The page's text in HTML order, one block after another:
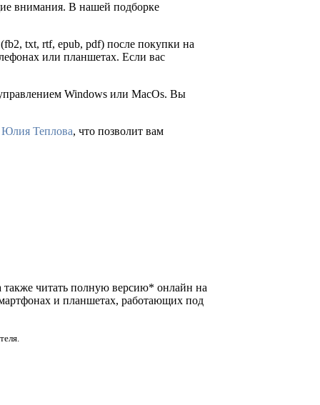
внимания. В нашей подборке
txt, rtf, epub, pdf) после покупки на
или планшетах. Если вас
Windows или MacOs. Вы
Юлия Теплова, что позволит вам
также читать полную версию* онлайн на
и планшетах, работающих под